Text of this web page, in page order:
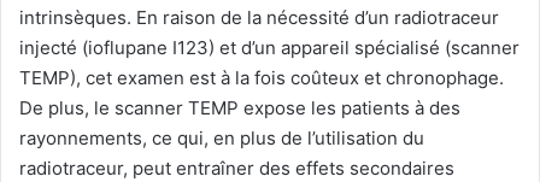
intrinsèques. En raison de la nécessité d’un radiotraceur
injecté (ioflupane I123) et d’un appareil spécialisé (scanner
TEMP), cet examen est à la fois coûteux et chronophage.
De plus, le scanner TEMP expose les patients à des
rayonnements, ce qui, en plus de l’utilisation du
radiotraceur, peut entraîner des effets secondaires